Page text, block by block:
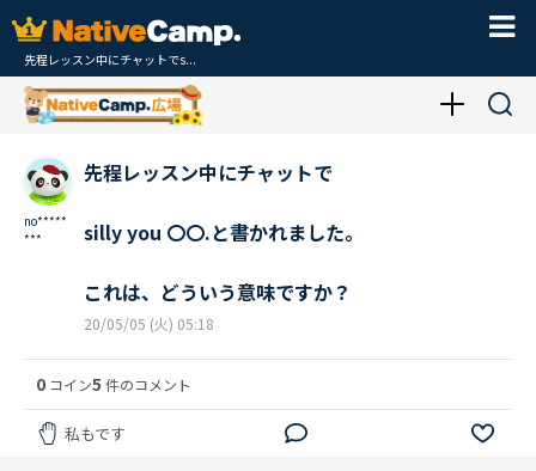
先程レッスン中にチャットでs...
no*****
***
先程レッスン中にチャットで
silly you 〇〇.と書かれました。
これは、どういう意味ですか？
20/05/05 (火) 05:18
0 コイン5 件のコメント
私もです